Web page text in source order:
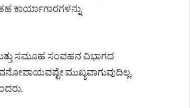
ಕಾರ್ಯಾಗಾರಗಳನ್ನು
ಸಮೂಹ ಸಂವಹನ ವಿಭಾಗದ
ಮುಖ್ಯವಾಗುವುದಿಲ್ಲ.